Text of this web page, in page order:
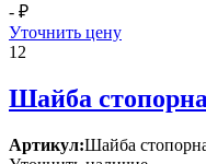
- ₽
Уточнить цену
12
Шайба
Артикул:Шайба